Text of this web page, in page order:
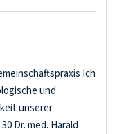
Ich
und
unserer
Dr. med. Harald